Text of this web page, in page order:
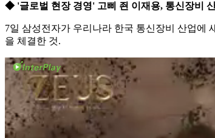
◆ '글로벌 현장 경영' 고삐 죈 이재용, 통신장비
7일 삼성전자가 우리나라 한국 통신장비 산업에
을 체결한 것.